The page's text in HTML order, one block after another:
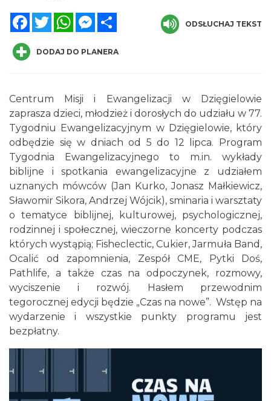
Dzięgielów
0.23 km
Wieczór uwielbienia w jedności na
Mołczynie
Dzięgielów
2026-08-22
1.43 km
Memoriał im. Jana Śliwki
2026-08-22
2.01 km
FacebookTwitterWhatsAppMessenger
ODSŁUCHAJ TEKST
DODAJ DO PLANERA
Centrum Misji i Ewangelizacji w Dzięgielowie
zaprasza dzieci, młodzież i dorosłych do udziału w 77.
Tygodniu Ewangelizacyjnym w Dzięgielowie, który
odbędzie się w dniach od 5 do 12 lipca. Program
Tygodnia Ewangelizacyjnego to m.in. wykłady
biblijne i spotkania ewangelizacyjne z udziałem
uznanych mówców (Jan Kurko, Jonasz Małkiewicz,
Sławomir Sikora, Andrzej Wójcik), sminaria i warsztaty
o tematyce biblijnej, kulturowej, psychologicznej,
rodzinnej i społecznej, wieczorne koncerty podczas
których wystąpią; Fisheclectic, Cukier, Jarmuła Band,
Ocalić od zapomnienia, Zespół CME, Pytki Doś,
Pathlife, a także czas na odpoczynek, rozmowy,
wyciszenie i rozwój. Hasłem przewodnim
tegorocznej edycji będzie „Czas na nowe”. Wstęp na
wydarzenie i wszystkie punkty programu jest
bezpłatny.